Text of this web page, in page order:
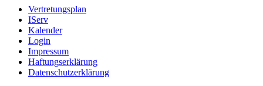
Vertretungsplan
IServ
Kalender
Login
Impressum
Haftungserklärung
Datenschutzerklärung